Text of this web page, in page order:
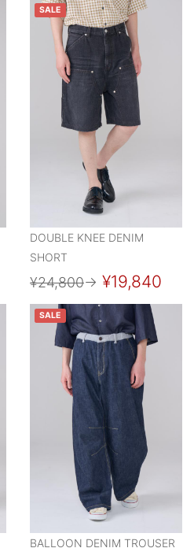
SALE
DOUBLE KNEE DENIM
SHORT
¥24,800→ ¥19,840
SALE
BALLOON DENIM TROUSER